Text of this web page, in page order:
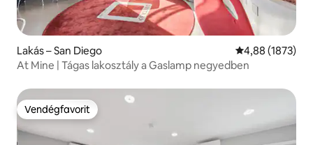
Lakás – San Diego Átlagos
4,88 (1873)
At Mine | Tágas lakosztály a Gaslamp negyedben
Vendégfavorit
Vendégfavorit